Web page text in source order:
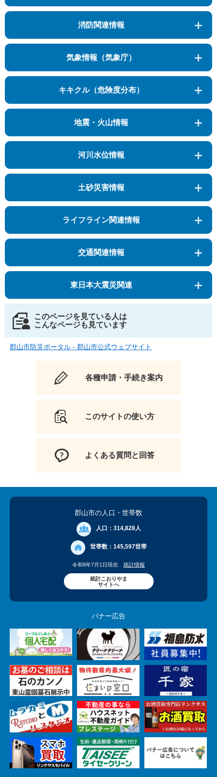
消防関連情報
気象情報（気象庁）
キキクル（危険度分布）
地震・火山情報
河川水位情報
土砂災害情報
ライフライン関連情報
交通関連情報
東日本大震災関連
このページを見ている人は
こんなページも見ています
郡山市防災ポータル - 郡山市公式ウェブサイト
各種申請・手続き案内
このサイトの使い方
よくある質問と回答
郡山市の人口 ・世帯数
人口： 314,828人
世帯数： 145,597世帯
令和8年7月1日現在 統計情報
統計こおりやま
サイトへ
バナー広告